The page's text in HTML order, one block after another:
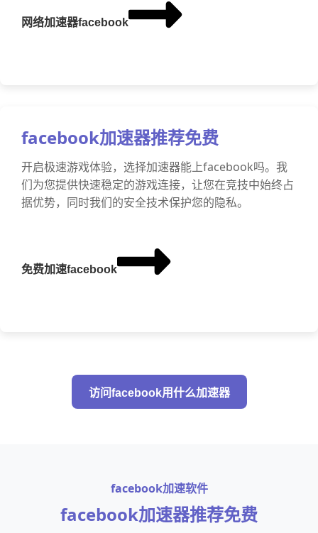
网络加速器facebook
facebook加速器推荐免费
开启极速游戏体验，选择加速器能上facebook吗。我
们为您提供快速稳定的游戏连接，让您在竞技中始终占
据优势，同时我们的安全技术保护您的隐私。
免费加速facebook
访问facebook用什么加速器
facebook加速软件
facebook加速器推荐免费